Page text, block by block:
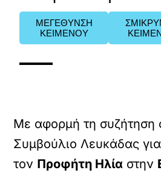
ΜΕΓΕΘΥΝΣΗ
ΚΕΙΜΕΝΟΥ
Με αφορμή τη συζήτηση
Συμβούλιο Λευκάδας
τον Προφήτη Ηλία στην